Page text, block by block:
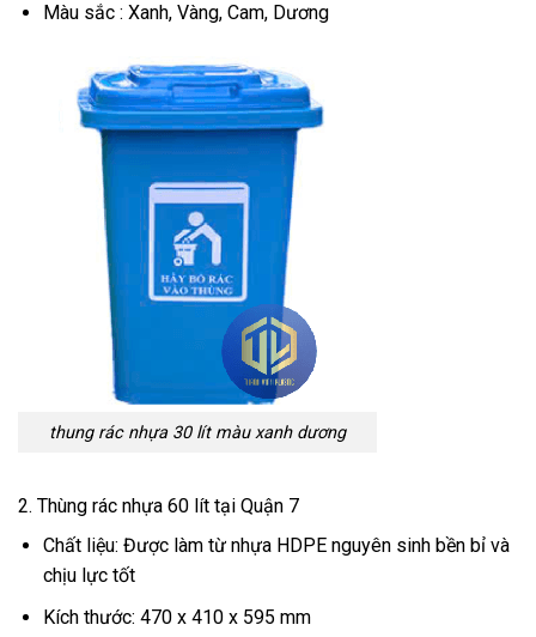
Màu sắc : Xanh, Vàng, Cam, Dương
thung rác nhựa 30 lít màu xanh dương
2. Thùng rác nhựa 60 lít tại Quận 7
Chất liệu: Được làm từ nhựa HDPE nguyên sinh bền bỉ và
chịu lực tốt
Kích thước: 470 x 410 x 595 mm